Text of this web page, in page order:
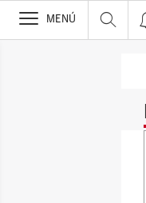
>
MENÚ